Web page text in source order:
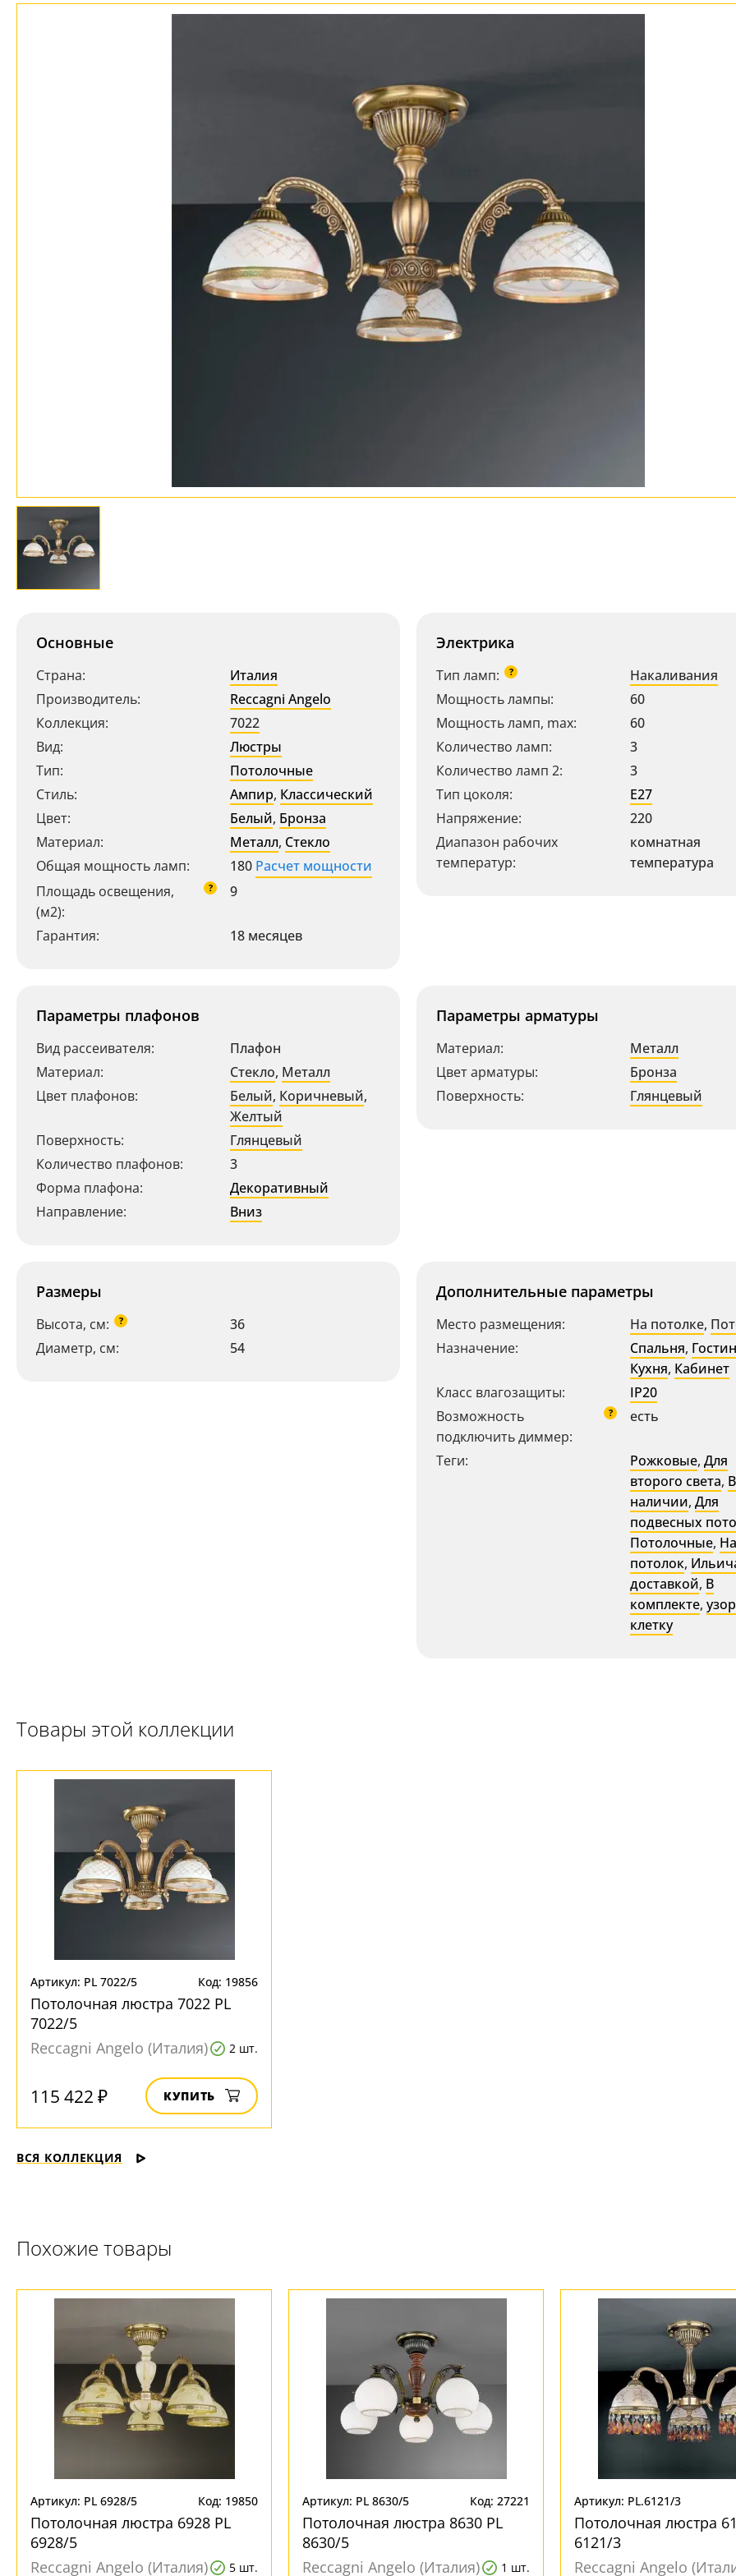
Бренды
Основные
Страна:
Италия
Производитель:
Reccagni Angelo
Коллекция:
7022
Вид:
Люстры
Тип:
Потолочные
Стиль:
Ампир, Классический
Цвет:
Белый, Бронза
Материал:
Металл, Стекло
Общая мощность ламп:
180 Расчет мощности
Площадь освещения,
(м2):
? 9
Гарантия: 18 месяцев
Электрика
Тип ламп: ?
Накаливания
Мощность лампы:
60
Мощность ламп, max:
60
Количество ламп:
3
Количество ламп 2:
3
Тип цоколя:
E27
Напряжение:
220
Диапазон рабочих
температур:
комнатная
температура
Параметры плафонов
Вид рассеивателя:
Плафон
Материал:
Стекло, Металл
Цвет плафонов:
Белый, Коричневый,
Желтый
Поверхность:
Глянцевый
Количество плафонов:
3
Форма плафона:
Декоративный
Направление:
Вниз
Параметры арматуры
Материал:
Металл
Цвет арматуры:
Бронза
Поверхность:
Глянцевый
Размеры
Высота, см: ?
36
Диаметр, см:
54
Дополнительные параметры
Место размещения: На потолке,
Назначение:
Спальня,
Кухня, Кабинет
Класс влагозащиты:
IP20
Возможность
подключить диммер:
? есть
Теги: Рожковые, Для
второго света, В
наличии, Для
подвесных
Потолочные, На
потолок,
доставкой, В
комплекте,
клетку
Товары этой коллекции
Артикул: PL 7022/5 Код: 19856
Потолочная люстра 7022 PL
7022/5
Reccagni Angelo (Италия)
2 шт.
115 422 ₽ КУПИТЬ
ВСЯ КОЛЛЕКЦИЯ
Похожие товары
Артикул: PL 6928/5 Код: 19850
Потолочная люстра 6928 PL
6928/5
Reccagni Angelo (Италия)
5 шт.
Артикул: PL 8630/5 Код: 27221
Потолочная люстра 8630 PL
8630/5
Reccagni Angelo (Италия)
1 шт.
Артикул: PL.6121/3
Потолочная люстра
6121/3
Reccagni Angelo